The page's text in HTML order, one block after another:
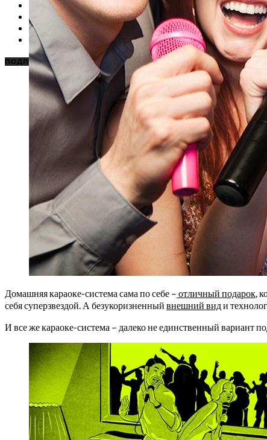
КАРАОКЕ ДЛЯ ДОМА
КАРАОКЕ ДЛЯ БИЗНЕСА
ПОДБОРКИ
ЦЕНЫ НА КАРАОКЕ
ПОДПИСАТЬСЯ
Домашняя караоке-система сама по себе – отличный подарок,
себя суперзвездой. А безукоризненный внешний види
И все же караоке-система – далеко не единственный вариант